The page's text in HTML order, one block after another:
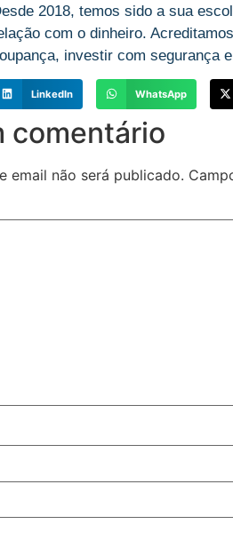
2018, temos sido a sua
com o dinheiro.
investir com segurança
LinkedIn WhatsApp
comentário
email não será publicado.